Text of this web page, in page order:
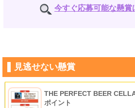
今すぐ応募可能な懸賞
見逃せない懸賞
THE PERFECT BEER
ポイント